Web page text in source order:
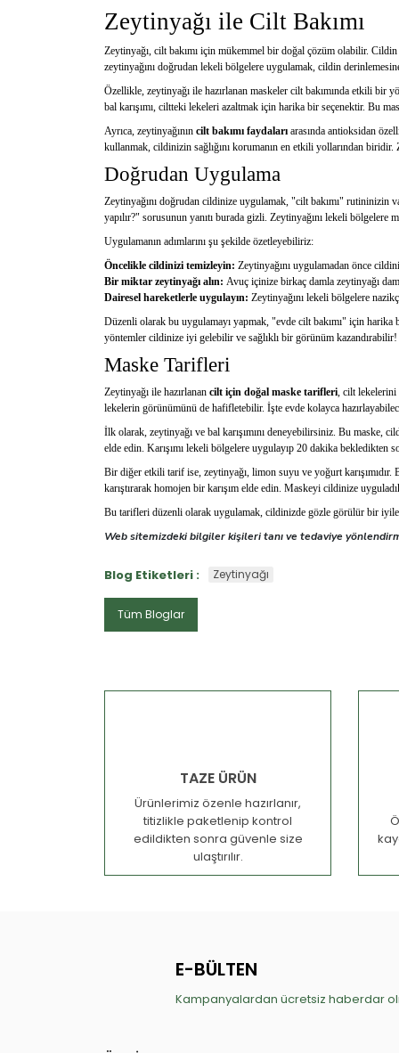
Zeytinyağı ile Cilt Bakımı
Zeytinyağı, cilt bakımı için mükemmel bir doğal çözüm olabilir.
zeytinyağını doğrudan lekeli bölgelere uygulamak, cildin
Özellikle, zeytinyağı ile hazırlanan maskeler cilt bakımında etkili bir
bal karışımı, ciltteki lekeleri azaltmak için harika bir seçenektir. Bu
Ayrıca, zeytinyağının cilt bakımı faydaları arasında antioksidan
kullanmak, cildinizin sağlığını korumanın en etkili yollarından
Doğrudan Uygulama
Zeytinyağını doğrudan cildinize uygulamak, "cilt bakımı" rutininizin
yapılır?" sorusunun yanıtı burada gizli. Zeytinyağını lekeli
Uygulamanın adımlarını şu şekilde özetleyebiliriz:
Öncelikle cildinizi temizleyin: Zeytinyağını uygulamadan önce
Bir miktar zeytinyağı alın: Avuç içinize birkaç damla zeytinyağı
Dairesel hareketlerle uygulayın: Zeytinyağını lekeli bölgelere
Düzenli olarak bu uygulamayı yapmak, "evde cilt bakımı" için
yöntemler cildinize iyi gelebilir ve sağlıklı bir görünüm kazandırabilir!
Maske Tarifleri
Zeytinyağı ile hazırlanan cilt için doğal maske tarifleri , cilt
lekelerin görünümünü de hafifletebilir. İşte evde kolayca
İlk olarak, zeytinyağı ve bal karışımını deneyebilirsiniz. Bu maske,
elde edin. Karışımı lekeli bölgelere uygulayıp 20 dakika bekledikten
Bir diğer etkili tarif ise, zeytinyağı, limon suyu ve yoğurt karışımıdır.
karıştırarak homojen bir karışım elde edin. Maskeyi cildinize
Bu tarifleri düzenli olarak uygulamak, cildinizde gözle görülür bir
Web sitemizdeki bilgiler kişileri tanı ve tedaviye
Blog Etiketleri : Zeytinyağı
Tüm Bloglar
TAZE ÜRÜN
Ürünlerimiz özenle hazırlanır,
titizlikle paketlenip kontrol
edildikten sonra güvenle size
ulaştırılır.
E-BÜLTEN
Kampanyalardan ücretsiz haberdar